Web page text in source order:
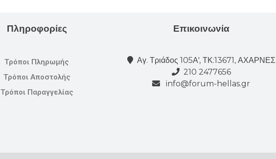
Πληροφορίες
Τρόποι Πληρωμής
Τρόποι Αποστολής
Τρόποι Παραγγελίας
Επικοινωνία
Αγ. Τριάδος 105Α', ΤΚ:13671, ΑΧΑΡΝΕΣ
210 2477656
info@forum-hellas.gr